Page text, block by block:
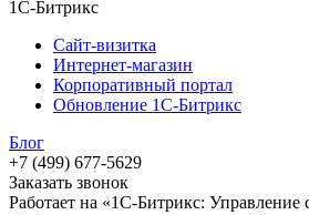
1С-Битрикс
Сайт-визитка
Интернет-магазин
Корпоративный портал
Обновление 1С-Битрикс
Блог
+7 (499) 677-5629
Заказать звонок
Работает на «1С-Битрикс: Управление